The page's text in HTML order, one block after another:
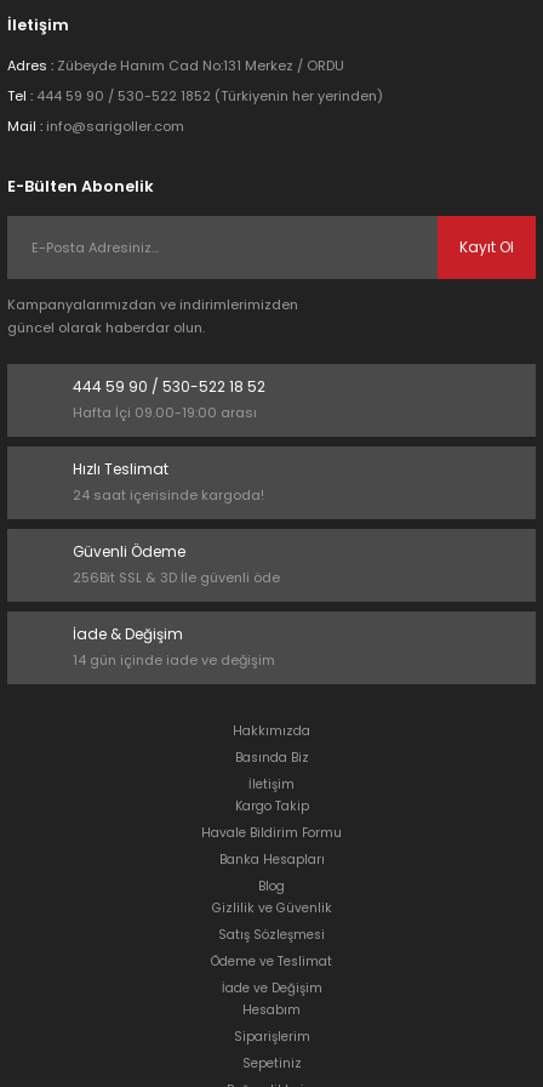
İletişim
Adres : Zübeyde Hanım Cad No:131 Merkez / ORDU
Tel : 444 59 90 / 530-522 1852 (Türkiyenin her yerinden)
Mail : info@sarigoller.com
E-Bülten Abonelik
Kayıt Ol
Kampanyalarımızdan ve indirimlerimizden
güncel olarak haberdar olun.
444 59 90 / 530-522 18 52
Hafta İçi 09.00-19:00 arası
Hızlı Teslimat
24 saat içerisinde kargoda!
Güvenli Ödeme
256Bit SSL & 3D İle güvenli öde
İade & Değişim
14 gün içinde iade ve değişim
Hakkımızda
Basında Biz
İletişim
Kargo Takip
Havale Bildirim Formu
Banka Hesapları
Blog
Gizlilik ve Güvenlik
Satış Sözleşmesi
Ödeme ve Teslimat
İade ve Değişim
Hesabım
Siparişlerim
Sepetiniz